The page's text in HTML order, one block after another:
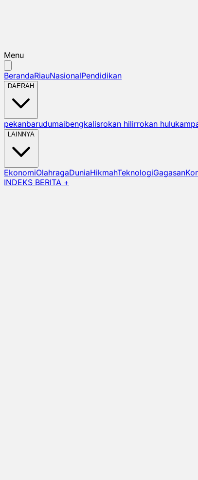
Menu
BerandaRiauNasionalPendidikan
DAERAH
pekanbarudumaibengkalisrokan hilirrokan hulu
LAINNYA
EkonomiOlahragaDuniaHikmahTeknologiGagasan
INDEKS BERITA +